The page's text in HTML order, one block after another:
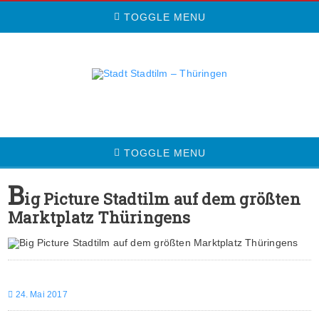
TOGGLE MENU
TOGGLE MENU
Big Picture Stadtilm auf dem größten
Marktplatz Thüringens
24. Mai 2017